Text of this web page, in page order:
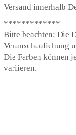
Versand innerhalb
*************
Bitte beachten: Die
Veranschaulichung
Die Farben können
variieren.